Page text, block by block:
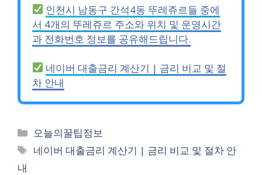
인천시 남동구 간석4동 뚜레쥬르들 중에
서 4개의 뚜레쥬르 주소와 위치 및 운영시간
과 전화번호 정보를 공유해드립니다.
네이버 대출금리 계산기 | 금리 비교 및 절
차 안내
카
테
고
오늘의꿀팁정보
태
네이버 대출금리 계산기 | 금리 비교 및 절차 안
내